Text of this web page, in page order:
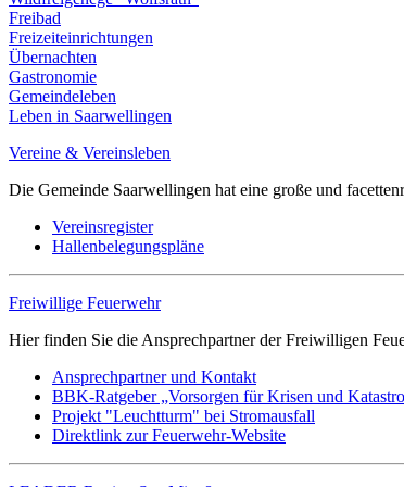
Freibad
Freizeiteinrichtungen
Übernachten
Gastronomie
Gemeindeleben
Leben in Saarwellingen
Vereine & Vereinsleben
Die Gemeinde Saarwellingen hat eine große und
Vereinsregister
Hallenbelegungspläne
Freiwillige Feuerwehr
Hier finden Sie die Ansprechpartner der Freiwilligen
Ansprechpartner und Kontakt
BBK-Ratgeber „Vorsorgen für Krisen und
Projekt "Leuchtturm" bei Stromausfall
Direktlink zur Feuerwehr-Website